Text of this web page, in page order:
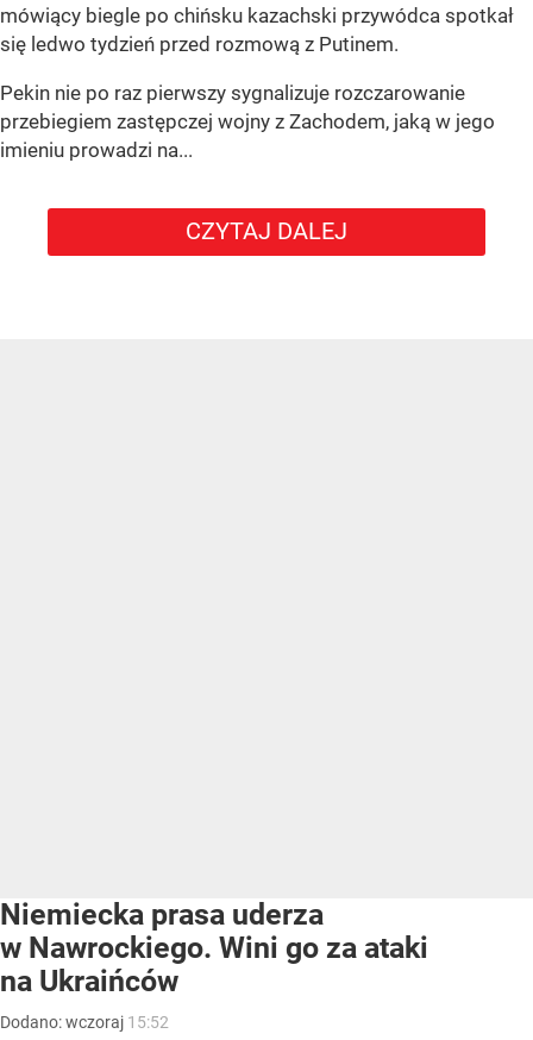
mówiący biegle po chińsku kazachski przywódca spotkał
się ledwo tydzień przed rozmową z Putinem.
Pekin nie po raz pierwszy sygnalizuje rozczarowanie
przebiegiem zastępczej wojny z Zachodem, jaką w jego
imieniu prowadzi na...
CZYTAJ DALEJ
Niemiecka prasa uderza
w Nawrockiego. Wini go za ataki
na Ukraińców
Dodano:wczoraj 15:52